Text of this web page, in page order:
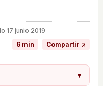
17 junio 2019
6 min
Compartir ↗
▾